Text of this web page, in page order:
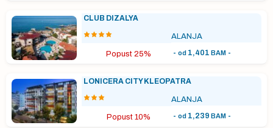
CLUB DIZALYA
ALANJA
Popust 25% - od 1,401 BAM-
LONICERA CITY KLEOPATRA
ALANJA
Popust 10% - od 1,239 BAM-